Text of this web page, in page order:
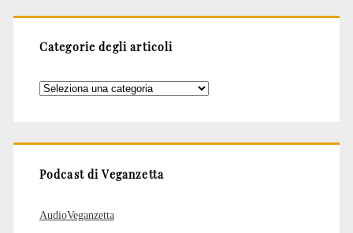
Categorie degli articoli
Categorie
Podcast di Veganzetta
AudioVeganzetta